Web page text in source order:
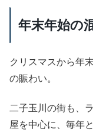
年末年始の
クリスマスから年
の賑わい。
二子玉川の街も、
屋を中心に、毎年